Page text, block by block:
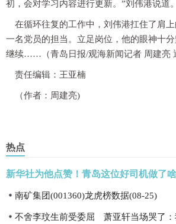
初，会对学习内容进行更新。”刘伟港说道。
在循环往复的工作中，刘伟港扛住了肩
一名党员的担当。立足岗位，他的眼神十
继续……（青岛日报/观海新闻记者 周建亮
责任编辑：王亚楠
（作者：周建亮)
热点
新华社为他点赞！青岛这位好司机做了
南矿集团(001360)龙虎榜数据(08-25)
不舍李玟生前受委屈 萧亚轩当场哭了：